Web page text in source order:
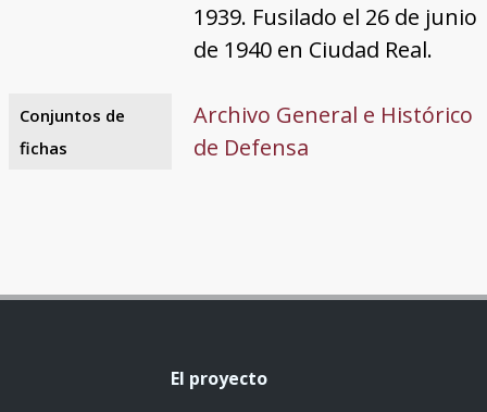
1939. Fusilado el 26 de junio
de 1940 en Ciudad Real.
Conjuntos de
fichas
Archivo General e Histórico
de Defensa
El proyecto